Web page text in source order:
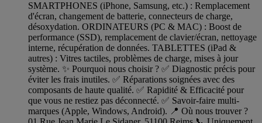
SMARTPHONES (iPhone, Samsung, etc.) : Remplacement
d'écran, changement de batterie, connecteurs de charge,
désoxydation. ORDINATEURS (PC & MAC) : Boost de
performance (SSD), remplacement de clavier/écran, nettoyage
interne, récupération de données. TABLETTES (iPad &
autres) : Vitres tactiles, problèmes de charge, mises à jour
système. ✨ Pourquoi nous choisir ? ✅ Diagnostic précis pour
éviter les frais inutiles. ✅ Réparations soignées avec des
composants de haute qualité. ✅ Rapidité & Efficacité pour
que vous ne restiez pas déconnecté. ✅ Savoir-faire multi-
marques (Apple, Windows, Android). 📍 Où nous trouver ?